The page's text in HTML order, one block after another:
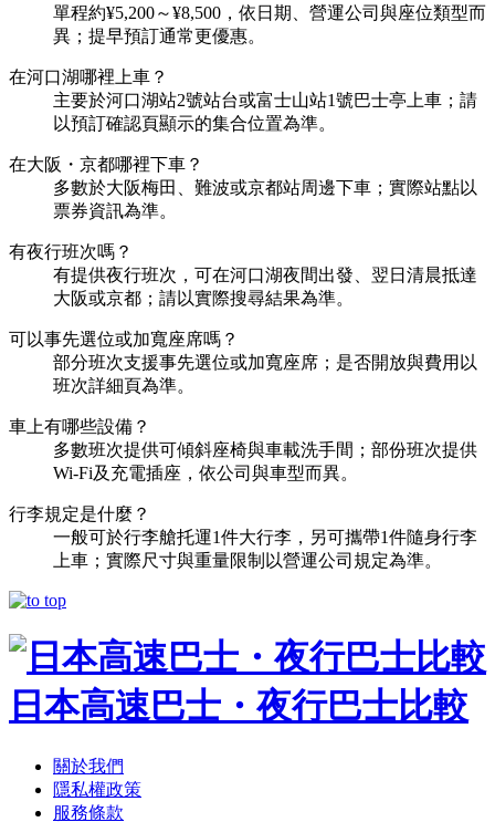
單程約¥5,200～¥8,500，依日期、營運公司與座位類型而
異；提早預訂通常更優惠。
在河口湖哪裡上車？
主要於河口湖站2號站台或富士山站1號巴士亭上車；請
以預訂確認頁顯示的集合位置為準。
在大阪・京都哪裡下車？
多數於大阪梅田、難波或京都站周邊下車；實際站點以
票券資訊為準。
有夜行班次嗎？
有提供夜行班次，可在河口湖夜間出發、翌日清晨抵達
大阪或京都；請以實際搜尋結果為準。
可以事先選位或加寬座席嗎？
部分班次支援事先選位或加寬座席；是否開放與費用以
班次詳細頁為準。
車上有哪些設備？
多數班次提供可傾斜座椅與車載洗手間；部份班次提供
Wi-Fi及充電插座，依公司與車型而異。
行李規定是什麼？
一般可於行李艙托運1件大行李，另可攜帶1件隨身行李
上車；實際尺寸與重量限制以營運公司規定為準。
日本高速巴士・夜行巴士比較
關於我們
隱私權政策
服務條款